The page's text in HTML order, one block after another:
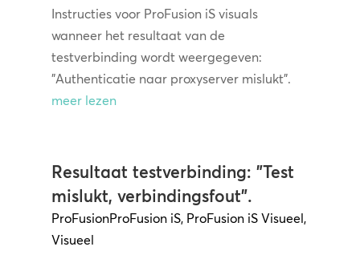
Instructies voor ProFusion iS visuals
wanneer het resultaat van de
testverbinding wordt weergegeven:
"Authenticatie naar proxyserver mislukt".
meer lezen
Resultaat testverbinding: "Test
mislukt, verbindingsfout".
ProFusionProFusion iS, ProFusion iS Visueel,
Visueel